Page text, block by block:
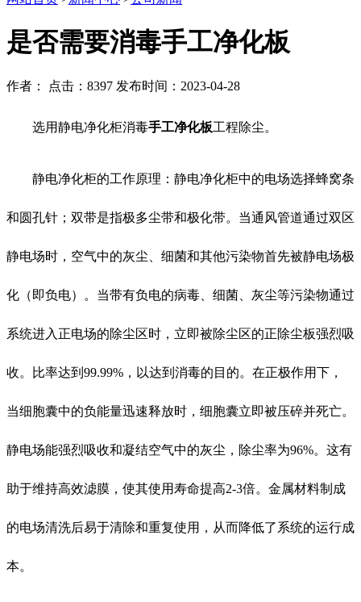
是否需要消毒手工净化板
作者： 点击：8397 发布时间：2023-04-28
选用静电净化柜消毒手工净化板工程除尘。
静电净化柜的工作原理：静电净化柜中的电场选择蜂窝条
和圆孔针；双带是指极多尘带和极化带。当通风管道通过双区
静电场时，空气中的灰尘、细菌和其他污染物首先被静电场极
化（即负电）。当带有负电的病毒、细菌、灰尘等污染物通过
系统进入正电场的除尘区时，立即被除尘区的正除尘板强烈吸
收。比率达到99.99%，以达到消毒的目的。在正极作用下，
当细胞囊中的负能量迅速释放时，细胞囊立即被压碎并死亡。
静电场能强烈吸收和凝结空气中的灰尘，除尘率为96%。这有
助于维持高效滤膜，使其使用寿命提高2-3倍。金属材料制成
的电场清洗后易于清除和重复使用，从而降低了系统的运行成
本。